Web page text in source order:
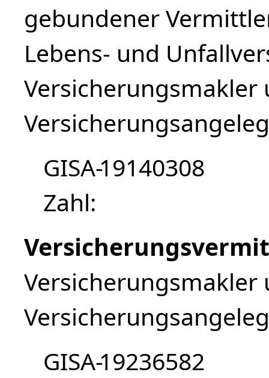
gebundener
Lebens- und
Versicherungsmakler
GISA-
Zahl
19140308
Versicherungsmakler
GISA-19236582